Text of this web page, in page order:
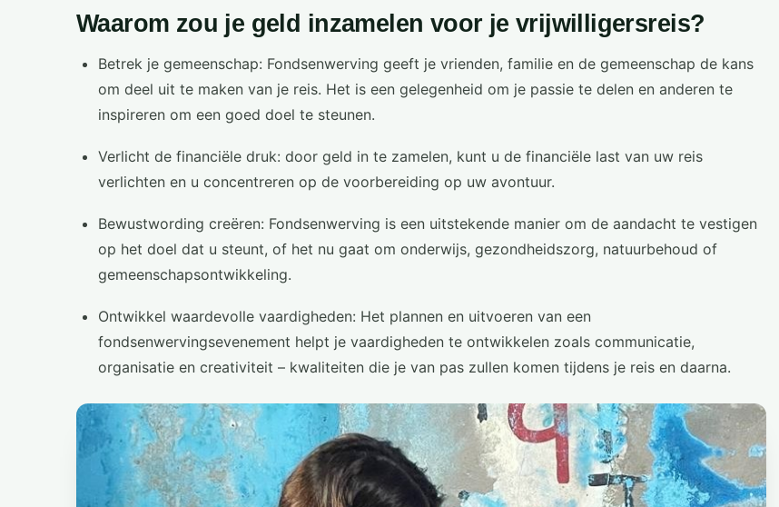
Waarom zou je geld inzamelen voor je vrijwilligersreis?
Betrek je gemeenschap: Fondsenwerving geeft je vrienden, familie en de gemeenschap de kans
om deel uit te maken van je reis. Het is een gelegenheid om je passie te delen en anderen te
inspireren om een goed doel te steunen.
Verlicht de financiële druk: door geld in te zamelen, kunt u de financiële last van uw reis
verlichten en u concentreren op de voorbereiding op uw avontuur.
Bewustwording creëren: Fondsenwerving is een uitstekende manier om de aandacht te vestigen
op het doel dat u steunt, of het nu gaat om onderwijs, gezondheidszorg, natuurbehoud of
gemeenschapsontwikkeling.
Ontwikkel waardevolle vaardigheden: Het plannen en uitvoeren van een
fondsenwervingsevenement helpt je vaardigheden te ontwikkelen zoals communicatie,
organisatie en creativiteit – kwaliteiten die je van pas zullen komen tijdens je reis en daarna.